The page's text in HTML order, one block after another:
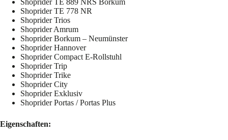
Shoprider TE 778 NR
Shoprider Trios
Shoprider Amrum
Shoprider Borkum – Neumünster
Shoprider Hannover
Shoprider Compact E-Rollstuhl
Shoprider Trip
Shoprider Trike
Shoprider City
Shoprider Exklusiv
Shoprider Portas / Portas Plus
Eigenschaften: